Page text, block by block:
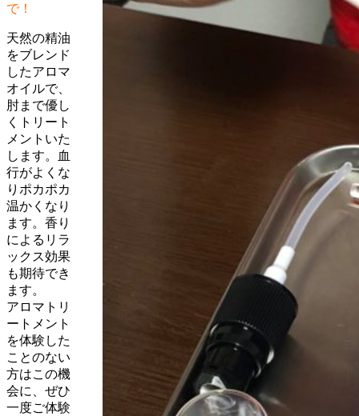
で！
天然の精油
をブレンド
したアロマ
オイルで、
肘まで優し
くトリート
メントいた
します。血
行がよくな
りポカポカ
温かくなり
ます。香り
によるリラ
ックス効果
も期待でき
ます。
アロマトリ
ートメント
を体験した
ことのない
方はこの機
会に、ぜひ
一度ご体験